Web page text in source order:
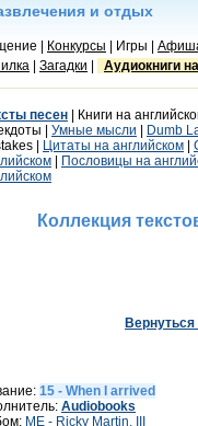
и отдых
| Конкурсы | Игры |
Загадки Аудиокниги
песен | Книги на
| Умные мысли | Dumb
| Цитаты на английском |
| Пословицы на
Коллекция
Вернуться
15 - When I arrived
Audiobooks
ME - Ricky Martin, III